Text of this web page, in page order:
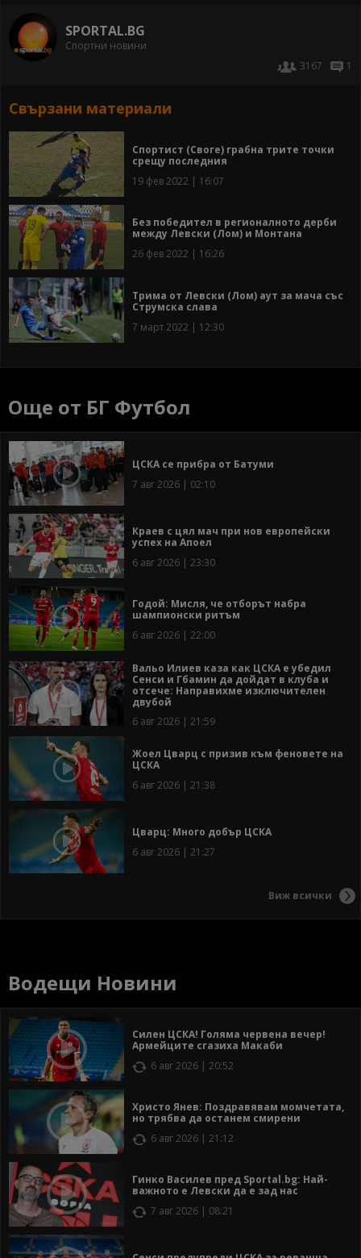
SPORTAL.BG
Спортни новини
3167
1
Свързани материали
Спортист (Своге) грабна трите точки
срещу последния
19 фев 2022 | 16:07
Без победител в регионалното дерби
между Левски (Лом) и Монтана
26 фев 2022 | 16:26
Трима от Левски (Лом) аут за мача със
Струмска слава
7 март 2022 | 12:30
Още от БГ Футбол
ЦСКА се прибра от Батуми
7 авг 2026 | 02:10
Краев с цял мач при нов европейски
успех на Апоел
6 авг 2026 | 23:30
Годой: Мисля, че отборът набра
шампионски ритъм
6 авг 2026 | 22:00
Вальо Илиев каза как ЦСКА е убедил
Сенси и Гбамин да дойдат в клуба и
отсече: Направихме изключителен
двубой
6 авг 2026 | 21:59
Жоел Цварц с призив към феновете на
ЦСКА
6 авг 2026 | 21:38
Цварц: Много добър ЦСКА
6 авг 2026 | 21:27
Виж всички
Водещи Новини
Силен ЦСКА! Голяма червена вечер!
Армейците сгазиха Макаби
6 авг 2026 | 20:52
Христо Янев: Поздравявам момчетата,
но трябва да останем смирени
6 авг 2026 | 21:12
Гинко Василев пред Sportal.bg: Най-
важното е Левски да е зад нас
7 авг 2026 | 08:21